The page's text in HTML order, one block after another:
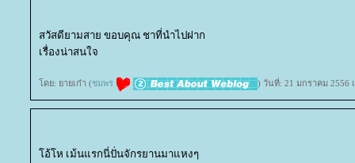
สวัสดียามสาย ขอบคุณ ชาที่นำไปฝาก
เรื่องน่าสนใจ
ดย: ยายเก๋า (ชมพร ) วันที่: 21 มกราคม 2556
อ้โห เม้นแรกนี่ปั่นจักรยานมาแหงๆ